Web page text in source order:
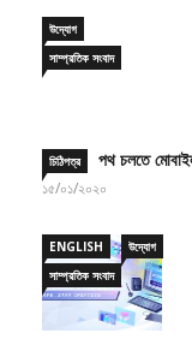
সাম্প্রতিক সংবাদ
১৫/০১/২০২০
সাম্প্রতিক সংবাদ